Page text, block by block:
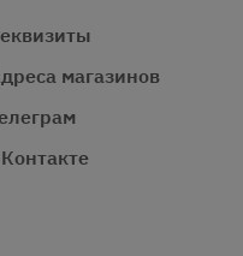
магазинов